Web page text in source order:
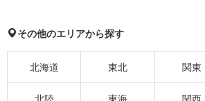
その他のエリアから探す
北海道 東北 関東
北陸 東海 関西